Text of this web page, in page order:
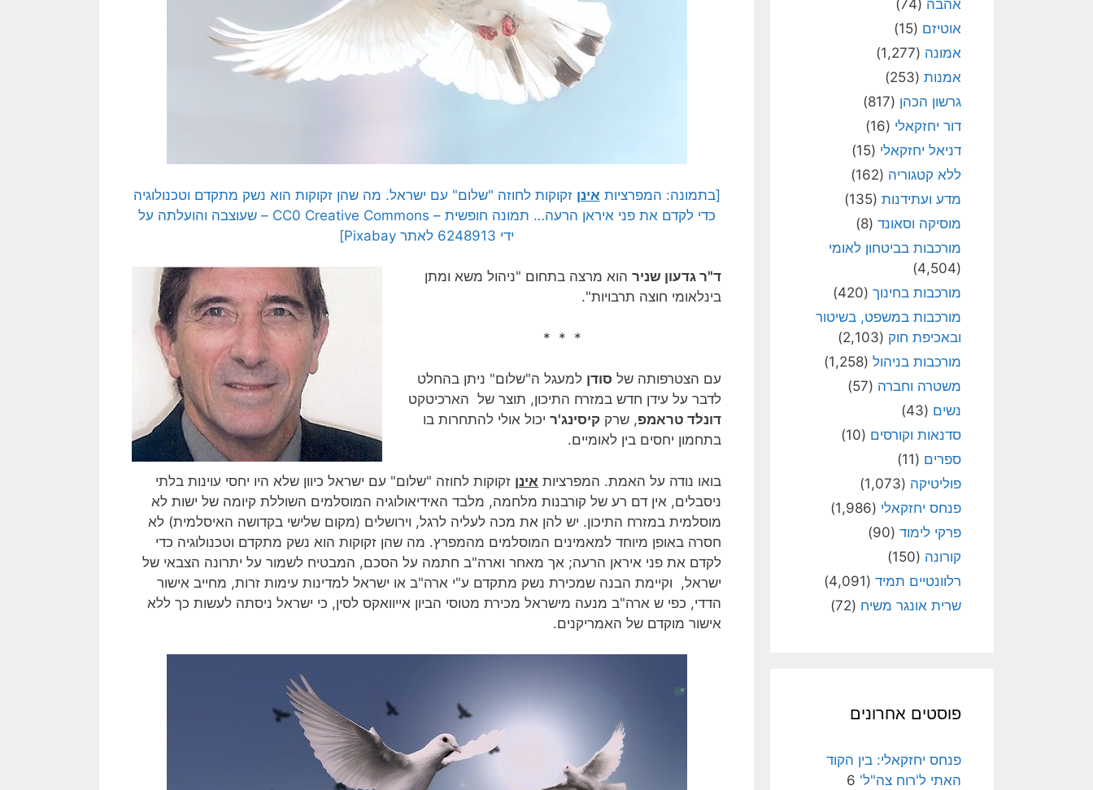
[בתמונה: המפרציות אינן זקוקות לחוזה "שלום" עם ישראל. מה שהן זקוקות הוא נשק מתקדם וטכנולוגיה
כדי לקדם את פני איראן הרעה… תמונה חופשית – CC0 Creative Commons – שעוצבה והועלתה על
ידי 6248913 לאתר Pixabay]
ד"ר גדעון שניר הוא מרצה בתחום "ניהול משא ומתן
בינלאומי חוצה תרבויות".
* * *
עם הצטרפותה של סודן למעגל ה"שלום" ניתן בהחלט
לדבר על עידן חדש במזרח התיכון, תוצר של הארכיטקט
דונלד טראמפ, שרק קיסינג'ר יכול אולי להתחרות בו
בתחמון יחסים בין לאומיים.
בואו נודה על האמת. המפרציות אינן זקוקות לחוזה "שלום" עם ישראל כיוון שלא היו יחסי עוינות בלתי
ניסבלים, אין דם רע של קורבנות מלחמה, מלבד האידיאולוגיה המוסלמים השוללת קיומה של ישות לא
מוסלמית במזרח התיכון. יש להן את מכה לעליה לרגל, וירושלים (מקום שלישי בקדושה האיסלמית) לא
חסרה באופן מיוחד למאמינים המוסלמים מהמפרץ. מה שהן זקוקות הוא נשק מתקדם וטכנולוגיה כדי
לקדם את פני איראן הרעה; אך מאחר וארה"ב חתמה על הסכם, המבטיח לשמור על יתרונה הצבאי של
ישראל, וקיימת הבנה שמכירת נשק מתקדם ע"י ארה"ב או ישראל למדינות עימות זרות, מחייב אישור
הדדי, כפי ש ארה"ב מנעה מישראל מכירת מטוסי הביון אייוואקס לסין, כי ישראל ניסתה לעשות כך ללא
אישור מוקדם של האמריקנים.
אהבה (74)
אוטיזם (15)
אמונה (1,277)
אמנות (253)
גרשון הכהן (817)
דור יחזקאלי (16)
דניאל יחזקאלי (15)
ללא קטגוריה (162)
מדע ועתידנות (135)
מוסיקה וסאונד (8)
מורכבות בביטחון לאומי
(4,504)
מורכבות בחינוך (420)
מורכבות במשפט, בשיטור
ובאכיפת חוק (2,103)
מורכבות בניהול (1,258)
משטרה וחברה (57)
נשים (43)
סדנאות וקורסים (10)
ספרים (11)
פוליטיקה (1,073)
פנחס יחזקאלי (1,986)
פרקי לימוד (90)
קורונה (150)
רלוונטיים תמיד (4,091)
שרית אונגר משיח (72)
פוסטים אחרונים
פנחס יחזקאלי: בין הקוד
האתי ל'רוח צה"ל' 6